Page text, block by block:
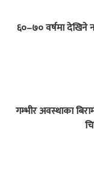
६०–७० वर्षमा देखिने
गम्भीर अवस्थाका